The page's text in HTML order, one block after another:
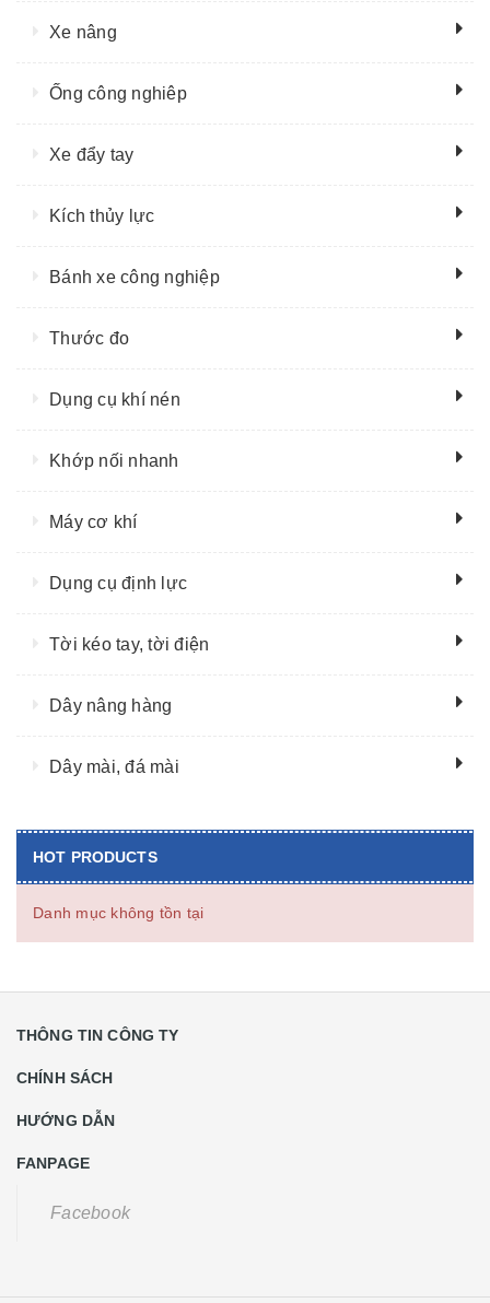
Xe nâng
Ống công nghiêp
Xe đẩy tay
Kích thủy lực
Bánh xe công nghiệp
Thước đo
Dụng cụ khí nén
Khớp nối nhanh
Máy cơ khí
Dụng cụ định lực
Tời kéo tay, tời điện
Dây nâng hàng
Dây mài, đá mài
HOT PRODUCTS
Danh mục không tồn tại
THÔNG TIN CÔNG TY
CHÍNH SÁCH
HƯỚNG DẪN
FANPAGE
Facebook